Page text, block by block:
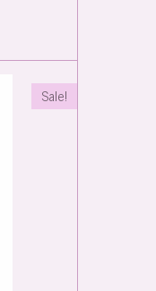
Sale!